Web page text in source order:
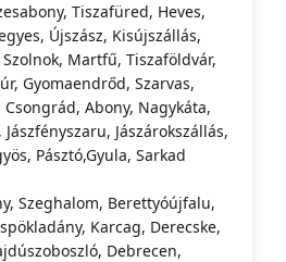
Tiszafüred, Heves,
Újszász, Kisújszállás,
Martfű, Tiszaföldvár,
Gyomaendrőd, Szarvas,
Abony, Nagykáta,
Jászfényszaru, Jászárokszállás,
Pásztó,Gyula, Sarkad
Szeghalom, Berettyóújfalu,
Karcag, Derecske,
Debrecen,